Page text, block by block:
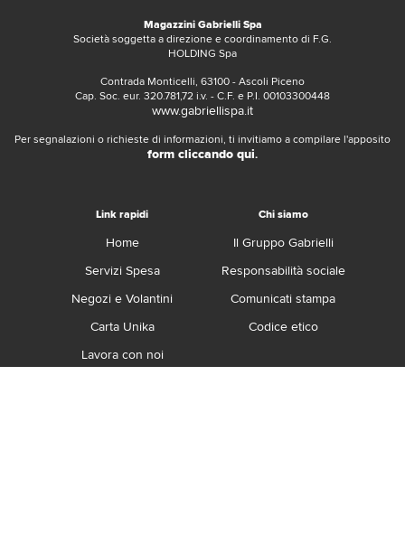
Magazzini Gabrielli Spa
Società soggetta a direzione e coordinamento di F.G.
HOLDING Spa
Contrada Monticelli, 63100 - Ascoli Piceno
Cap. Soc. eur. 320.781,72 i.v. - C.F. e P.I. 00103300448
www.gabriellispa.it
Per segnalazioni o richieste di informazioni, ti invitiamo a compilare l'apposito
form cliccando qui.
Link rapidi
Home
Servizi Spesa
Negozi e Volantini
Carta Unika
Lavora con noi
Chi siamo
Il Gruppo Gabrielli
Responsabilità sociale
Comunicati stampa
Codice etico